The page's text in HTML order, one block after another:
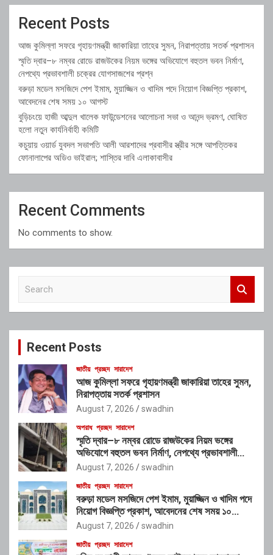
Recent Posts
আজ কুমিল্লা সফরে গৃহায়ণমন্ত্রী জাকারিয়া তাহের সুমন, নিরাপত্তায় সতর্ক প্রশাসন
স্মৃতি দ্বার–৮ নম্বর রোডে রাজউকের নিয়ম ভঙ্গের অভিযোগে বহুতল ভবন নির্মাণ,
নেপথ্যে প্রভাবশালী চক্রের যোগসাজশের প্রশ্ন
বরুড়া মডেল মসজিদে পেশ ইমাম, মুয়াজ্জিন ও খাদিম পদে নিয়োগ বিজ্ঞপ্তি প্রকাশ,
আবেদনের শেষ সময় ১০ আগস্ট
বুড়িচংয়ে হাজী আব্দুল খালেক ফাউন্ডেশনের আলোচনা সভা ও আনন্দ ভ্রমণ, ঘোষিত
হলো নতুন কার্যনির্বাহী কমিটি
কচুয়ায় ওয়ার্ড যুবদল সভাপতি আলী আরশাদের প্রবাসীর স্ত্রীর সঙ্গে আপত্তিকর
ফোনালাপের অডিও ভাইরাল; শাস্তির দাবি এলাকাবাসীর
Recent Comments
No comments to show.
c
Recent Posts
জাতীয় প্রচ্ছদ সারাদেশ
আজ কুমিল্লা সফরে গৃহায়ণমন্ত্রী জাকারিয়া তাহের সুমন,
নিরাপত্তায় সতর্ক প্রশাসন
August 7, 2026 swadhin
অপরাধ প্রচ্ছদ সারাদেশ
স্মৃতি দ্বার–৮ নম্বর রোডে রাজউকের নিয়ম ভঙ্গের
অভিযোগে বহুতল ভবন নির্মাণ, নেপথ্যে প্রভাবশালী
চক্রের যোগসাজশের প্রশ্ন
August 7, 2026 swadhin
জাতীয় প্রচ্ছদ সারাদেশ
বরুড়া মডেল মসজিদে পেশ ইমাম, মুয়াজ্জিন ও খাদিম পদে
নিয়োগ বিজ্ঞপ্তি প্রকাশ, আবেদনের শেষ সময় ১০
আগস্ট
August 7, 2026 swadhin
জাতীয় প্রচ্ছদ সারাদেশ